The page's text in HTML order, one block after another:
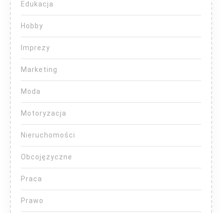
Edukacja
Hobby
Imprezy
Marketing
Moda
Motoryzacja
Nieruchomości
Obcojęzyczne
Praca
Prawo